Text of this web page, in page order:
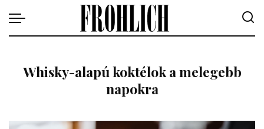
Whisky-alapú koktélok a melegebb
napokra